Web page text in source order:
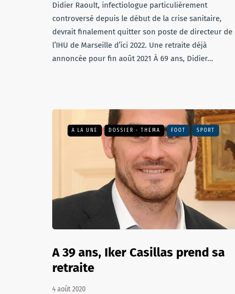
Didier Raoult, infectiologue particulièrement
controversé depuis le début de la crise sanitaire,
devrait finalement quitter son poste de directeur de
l’IHU de Marseille d’ici 2022. Une retraite déjà
annoncée pour fin août 2021 À 69 ans, Didier…
A LA UNE DOSSIER - THEMA FOOT SPORT
A 39 ans, Iker Casillas prend sa
retraite
4 août 2020